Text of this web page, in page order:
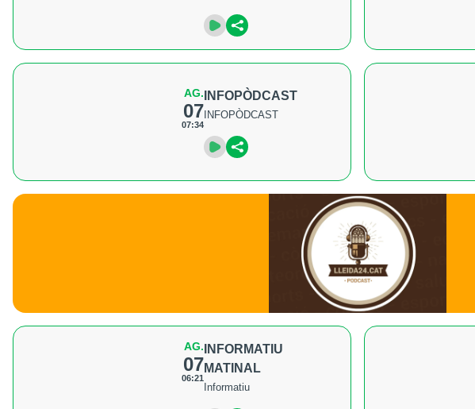
AG.
07
07:34
INFOPÒDCAST
INFOPÒDCAST
AG.
07
06:21
INFORMATIU
MATINAL
Informatiu